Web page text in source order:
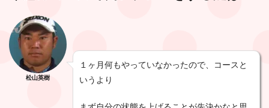
松山英樹
１ヶ月何もやっていなかったので、コースと
いうより